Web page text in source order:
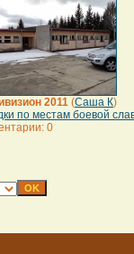
2011 (Саша К)
по местам боевой
0